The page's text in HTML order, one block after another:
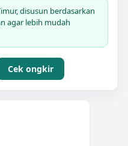
, disusun berdasarkan
agar lebih mudah
Cek ongkir